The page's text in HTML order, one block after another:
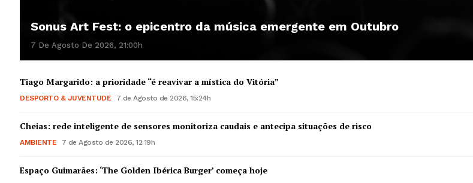
Sonus Art Fest: o epicentro da música emergente em Outubro
7 De Agosto De 2026, 21:00h
Tiago Margarido: a prioridade “é reavivar a mística do Vitória”
DESPORTO & JUVENTUDE 7 de Agosto de 2026, 15:24h
Cheias: rede inteligente de sensores monitoriza caudais e antecipa situações de risco
AMBIENTE 7 de Agosto de 2026, 12:19h
Espaço Guimarães: ‘The Golden Ibérica Burger’ começa hoje